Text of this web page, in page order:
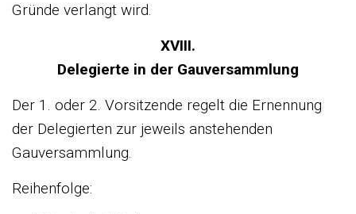
Gründe verlangt wird.
XVIII.
Delegierte in der Gauversammlung
Der 1. oder 2. Vorsitzende regelt die Ernennung
der Delegierten zur jeweils anstehenden
Gauversammlung.
Reihenfolge: